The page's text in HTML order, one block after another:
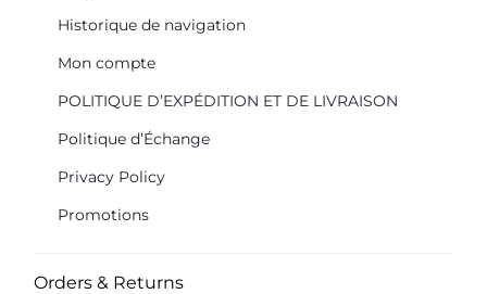
Historique de navigation
Mon compte
POLITIQUE D’EXPÉDITION ET DE LIVRAISON
Politique d’Échange
Privacy Policy
Promotions
Orders & Returns